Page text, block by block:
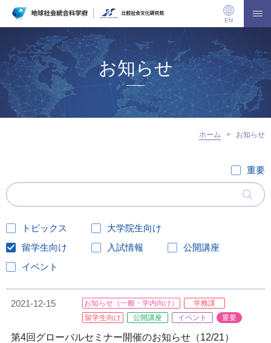
EN
お知らせ
ホーム > お知らせ
重要
トピックス
大学院生向け
留学生向け
入試情報
公開講座
イベント
2021-12-15 お知らせ（一般・学内向け）
学務課
留学生向け
公開講座 イベント 重要
第4回グローバルセミナー開催のお知らせ（12/21）